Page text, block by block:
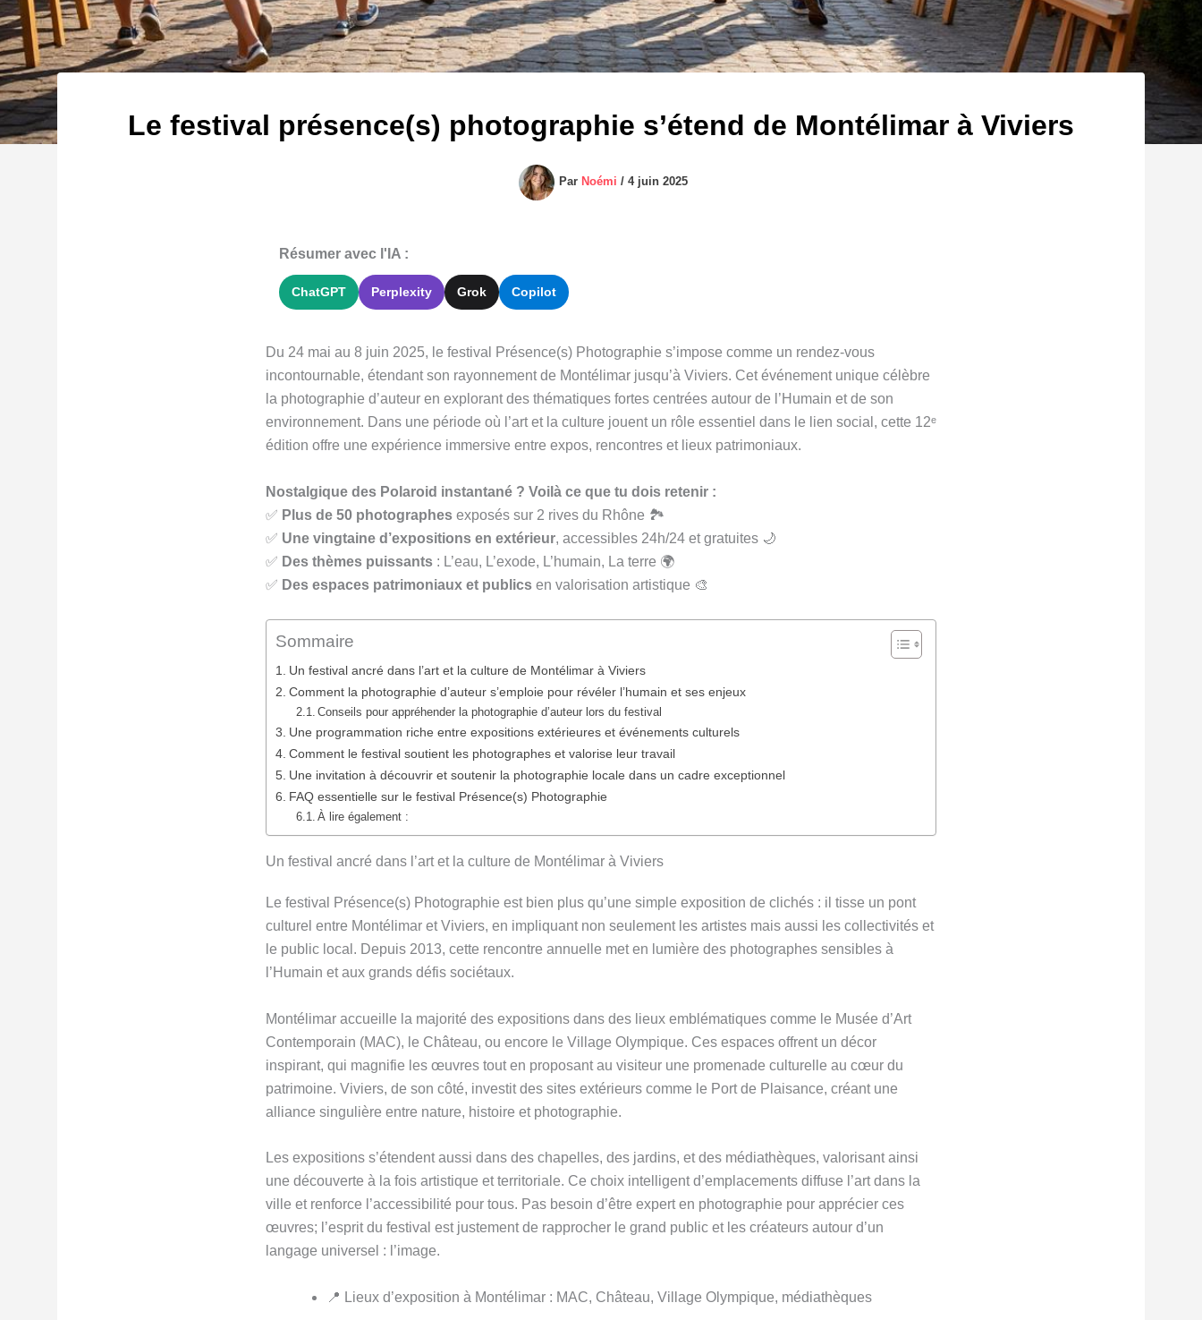
Le festival présence(s) photographie s’étend de Montélimar à Viviers
Par Noémi / 4 juin 2025
Résumer avec l'IA :
ChatGPT Perplexity Grok Copilot
Du 24 mai au 8 juin 2025, le festival Présence(s) Photographie s’impose comme un rendez-vous
incontournable, étendant son rayonnement de Montélimar jusqu’à Viviers. Cet événement unique célèbre
la photographie d’auteur en explorant des thématiques fortes centrées autour de l’Humain et de son
environnement. Dans une période où l’art et la culture jouent un rôle essentiel dans le lien social, cette 12ᵉ
édition offre une expérience immersive entre expos, rencontres et lieux patrimoniaux.
Nostalgique des Polaroid instantané ? Voilà ce que tu dois retenir :
✅ Plus de 50 photographes exposés sur 2 rives du Rhône 🏞️
✅ Une vingtaine d’expositions en extérieur, accessibles 24h/24 et gratuites 🌙
✅ Des thèmes puissants : L’eau, L’exode, L’humain, La terre 🌍
✅ Des espaces patrimoniaux et publics en valorisation artistique 🎨
Sommaire
Un festival ancré dans l’art et la culture de Montélimar à Viviers
Comment la photographie d’auteur s’emploie pour révéler l’humain et ses enjeux
Conseils pour appréhender la photographie d’auteur lors du festival
Une programmation riche entre expositions extérieures et événements culturels
Comment le festival soutient les photographes et valorise leur travail
Une invitation à découvrir et soutenir la photographie locale dans un cadre exceptionnel
FAQ essentielle sur le festival Présence(s) Photographie
À lire également :
Un festival ancré dans l’art et la culture de Montélimar à Viviers
Le festival Présence(s) Photographie est bien plus qu’une simple exposition de clichés : il tisse un pont
culturel entre Montélimar et Viviers, en impliquant non seulement les artistes mais aussi les collectivités et
le public local. Depuis 2013, cette rencontre annuelle met en lumière des photographes sensibles à
l’Humain et aux grands défis sociétaux.
Montélimar accueille la majorité des expositions dans des lieux emblématiques comme le Musée d’Art
Contemporain (MAC), le Château, ou encore le Village Olympique. Ces espaces offrent un décor
inspirant, qui magnifie les œuvres tout en proposant au visiteur une promenade culturelle au cœur du
patrimoine. Viviers, de son côté, investit des sites extérieurs comme le Port de Plaisance, créant une
alliance singulière entre nature, histoire et photographie.
Les expositions s’étendent aussi dans des chapelles, des jardins, et des médiathèques, valorisant ainsi
une découverte à la fois artistique et territoriale. Ce choix intelligent d’emplacements diffuse l’art dans la
ville et renforce l’accessibilité pour tous. Pas besoin d’être expert en photographie pour apprécier ces
œuvres; l’esprit du festival est justement de rapprocher le grand public et les créateurs autour d’un
langage universel : l’image.
📍 Lieux d’exposition à Montélimar : MAC, Château, Village Olympique, médiathèques